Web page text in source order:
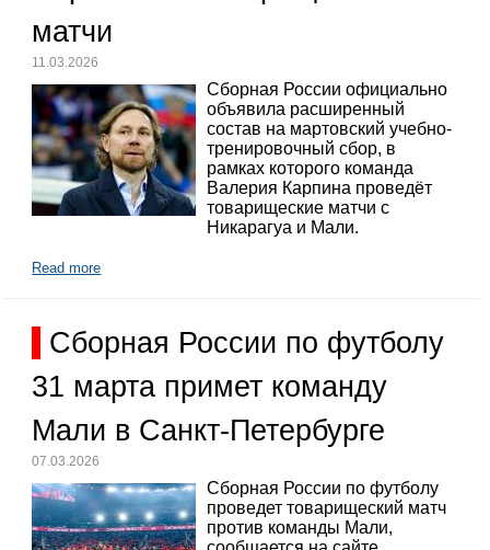
матчи
11.03.2026
Сборная России официально
объявила расширенный
состав на мартовский учебно-
тренировочный сбор, в
рамках которого команда
Валерия Карпина проведёт
товарищеские матчи с
Никарагуа и Мали.
Read more
Сборная России по футболу
31 марта примет команду
Мали в Санкт-Петербурге
07.03.2026
Сборная России по футболу
проведет товарищеский матч
против команды Мали,